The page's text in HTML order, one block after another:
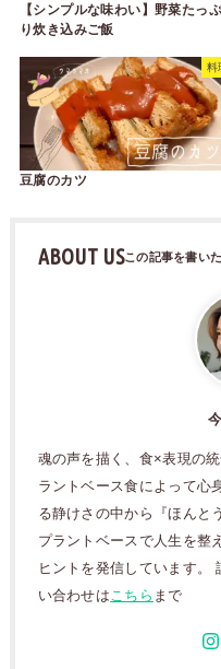
【シンプルな味わい】野菜たっぷ
り炊き込みご飯
料
豆腐のカツ
ABOUT US
魂の声を描く、食×表現の
ラントベース食によって心
る静けさの中から『ほんと
プラントベースで人生を整
ヒントを発信しています。
い合わせは こちら まで